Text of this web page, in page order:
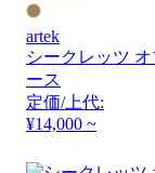
artek
シークレッツ
ース
定価/上代:
¥14,000 ~